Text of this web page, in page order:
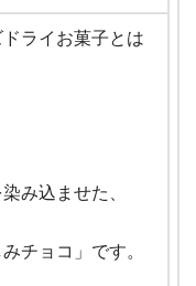
ライお菓子とは
み込ませた、
チョコ」です。